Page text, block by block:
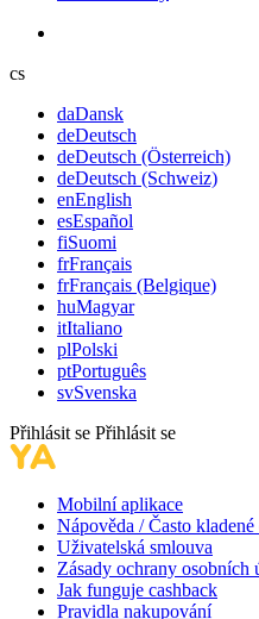
cs
daDansk
deDeutsch
deDeutsch (Österreich)
deDeutsch (Schweiz)
enEnglish
esEspañol
fiSuomi
frFrançais
frFrançais (Belgique)
huMagyar
itItaliano
plPolski
ptPortuguês
svSvenska
Přihlásit se Přihlásit se
Mobilní aplikace
Nápověda / Často
Uživatelská smlouva
Zásady ochrany osobních
Jak funguje cashback
Pravidla nakupování